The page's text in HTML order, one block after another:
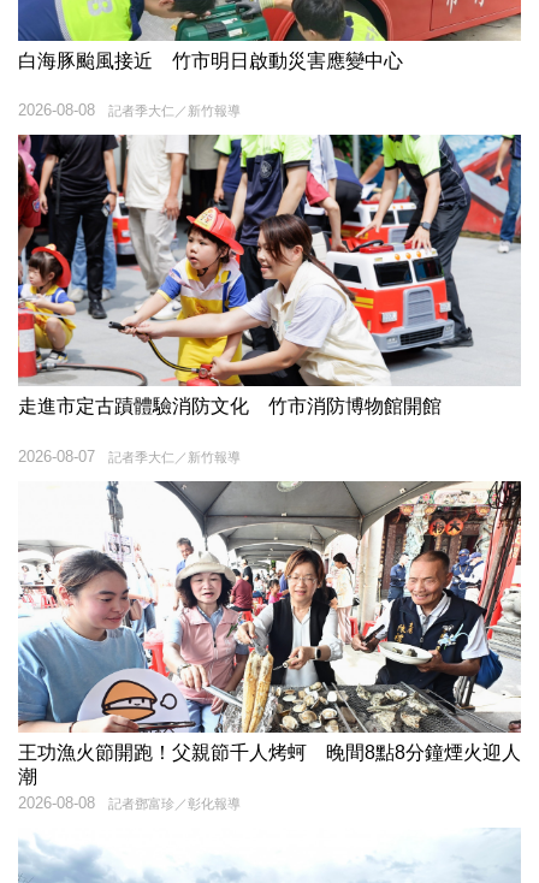
白海豚颱風接近 竹市明日啟動災害應變中心
記者季大仁／新竹報導
2026-08-08
走進市定古蹟體驗消防文化 竹市消防博物館開館
記者季大仁／新竹報導
2026-08-07
王功漁火節開跑！父親節千人烤蚵 晚間8點8分鐘煙火迎人
潮
記者鄧富珍／彰化報導
2026-08-08